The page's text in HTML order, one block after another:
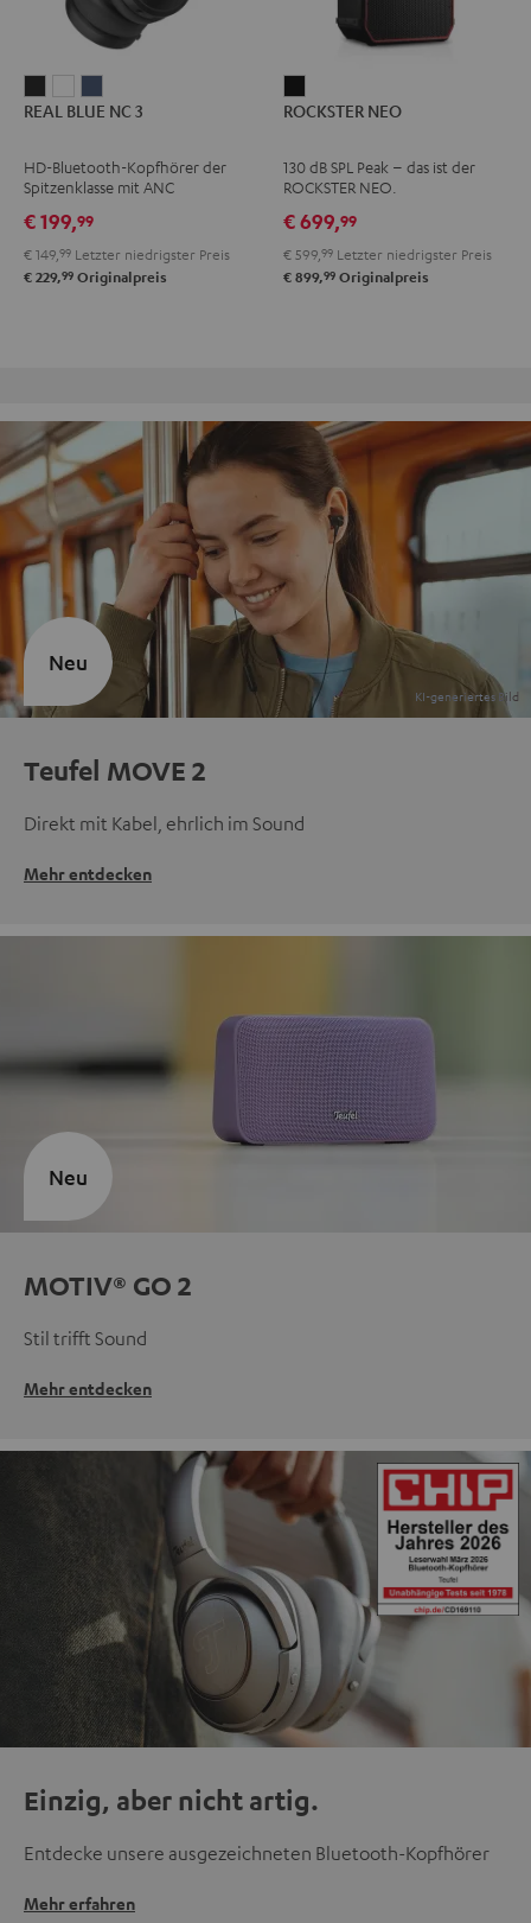
BLUE
3
Black
BLUE
3
White
BLUE
3
REAL BLUE NC 3
HD-Bluetooth-Kopfhörer der
Spitzenklasse mit ANC
€ 199,99
€ 149,99 Letzter niedrigster Preis
€ 229,99 Originalpreis
NEO
ROCKSTER NEO
130 dB SPL Peak – das ist der
ROCKSTER NEO.
€ 699,99
€ 599,99 Letzter niedrigster Preis
€ 899,99 Originalpreis
Teufel MOVE 2
Direkt mit Kabel, ehrlich im Sound
Mehr entdecken
Neu
MOTIV® GO 2
Stil trifft Sound
Mehr entdecken
Neu
Einzig, aber nicht artig.
Entdecke unsere ausgezeichneten Bluetooth-Kopfhörer
Mehr erfahren